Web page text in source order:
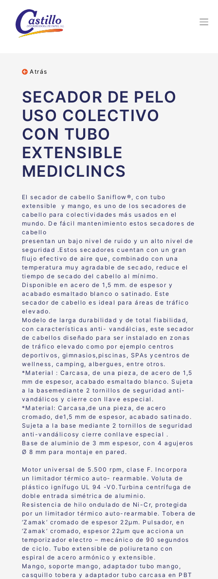
Atrás
SECADOR DE PELO
USO COLECTIVO
CON TUBO
EXTENSIBLE
MEDICLINCS
El secador de cabello Saniflow®, con tubo
extensible y mango, es uno de los secadores de
cabello para colectividades más usados en el
mundo. De fácil mantenimiento estos secadores de
cabello
presentan un bajo nivel de ruido y un alto nivel de
seguridad .Estos secadores cuentan con un gran
flujo efectivo de aire que, combinado con una
temperatura muy agradable de secado, reduce el
tiempo de secado del cabello al mínimo.
Disponible en acero de 1,5 mm. de espesor y
acabado esmaltado blanco o satinado. Este
secador de cabello es ideal para áreas de tráfico
elevado.
Modelo de larga durabilidad y de total fiabilidad,
con características anti- vandálcias, este secador
de cabellos diseñado para ser instalado en zonas
de tráfico elevado como por ejemplo centros
deportivos, gimnasios,piscinas, SPAs ycentros de
wellness, camping, albergues, entre otros.
*Material : Carcasa, de una pieza, de acero de 1,5
mm de espesor, acabado esmaltado blanco. Sujeta
a la basemediante 2 tornillos de seguridad anti-
vandálicos y cierre con llave especial.
*Material: Carcasa,de una pieza, de acero
cromado, de1,5 mm de espesor, acabado satinado.
Sujeta a la base mediante 2 tornillos de seguridad
anti-vandálicosy cierre conllave especial .
Base de aluminio de 3 mm espesor, con 4 agujeros
Ø 8 mm para montaje en pared.
Motor universal de 5.500 rpm, clase F. Incorpora
un limitador térmico auto- rearmable. Voluta de
plástico ignífugo UL 94 -V0.Turbina centrífuga de
doble entrada simétrica de aluminio.
Resistencia de hilo ondulado de Ni-Cr, protegida
por un limitador térmico auto-rearmable. Tobera de
‘Zamak’ cromado de espesor 22μm. Pulsador, en
‘Zamak’ cromado, espesor 22μm que acciona un
temporizador electro – mecánico de 90 segundos
de ciclo. Tubo extensible de poliuretano con
espiral de acero armónico y extensible.
Mango, soporte mango, adaptador tubo mango,
casquillo tobera y adaptador tubo carcasa en PBT